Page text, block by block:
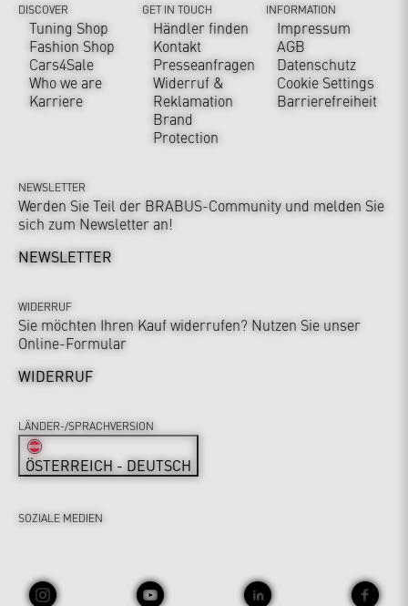
DISCOVER
Tuning Shop
Fashion Shop
Cars4Sale
Who we are
Karriere
GET IN TOUCH
Händler finden
Kontakt
Presseanfragen
Widerruf &
Reklamation
Brand
Protection
INFORMATION
Impressum
AGB
Datenschutz
Cookie Settings
Barrierefreiheit
NEWSLETTER
Werden Sie Teil der BRABUS-Community und melden Sie
sich zum Newsletter an!
NEWSLETTER
WIDERRUF
Sie möchten Ihren Kauf widerrufen? Nutzen Sie unser
Online-Formular
WIDERRUF
SOZIALE MEDIEN
LÄNDER-/SPRACHVERSION
ÖSTERREICH - DEUTSCH